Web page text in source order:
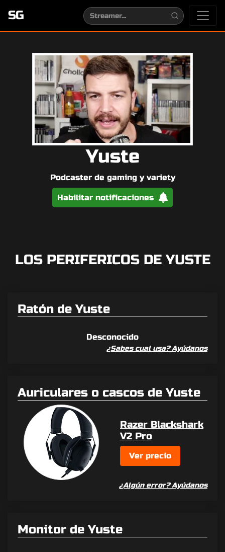
SG
Yuste
Podcaster de gaming y variety
Habilitar notificaciones
LOS PERIFERICOS DE YUSTE
Ratón de Yuste
Desconocido
¿Sabes cual usa? Ayúdanos
Auriculares o cascos de Yuste
Razer Blackshark
V2 Pro
Ver precio
¿Algún error? Ayúdanos
Monitor de Yuste